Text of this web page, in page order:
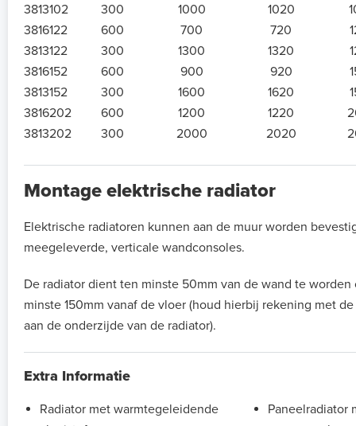
3813102
300 1000 1020
3816122
600 700 720
3813122
300 1300 1320
3816152
600 900 920
3813152
300 1600 1620
3816202
600 1200 1220
3813202
300 2000 2020
Montage elektrische radiator
Elektrische radiatoren kunnen aan de muur worden
meegeleverde, verticale wandconsoles.
De radiator dient ten minste 50mm van de wand te
minste 150mm vanaf de vloer (houd hierbij rekening met
aan de onderzijde van de radiator).
Extra Informatie
Radiator met warmtegeleidende
Paneelradiator